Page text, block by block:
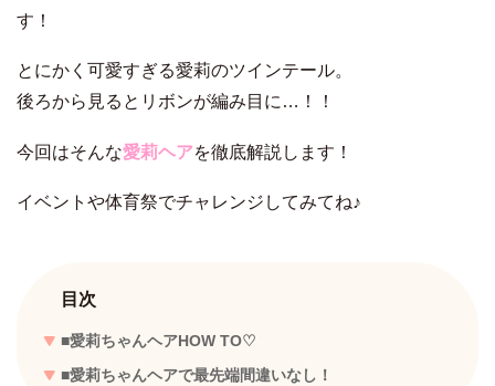
す！
とにかく可愛すぎる愛莉のツインテール。
後ろから見るとリボンが編み目に…！！
今回はそんな愛莉ヘアを徹底解説します！
イベントや体育祭でチャレンジしてみてね♪
目次
■愛莉ちゃんヘアHOW TO♡
■愛莉ちゃんヘアで最先端間違いなし！